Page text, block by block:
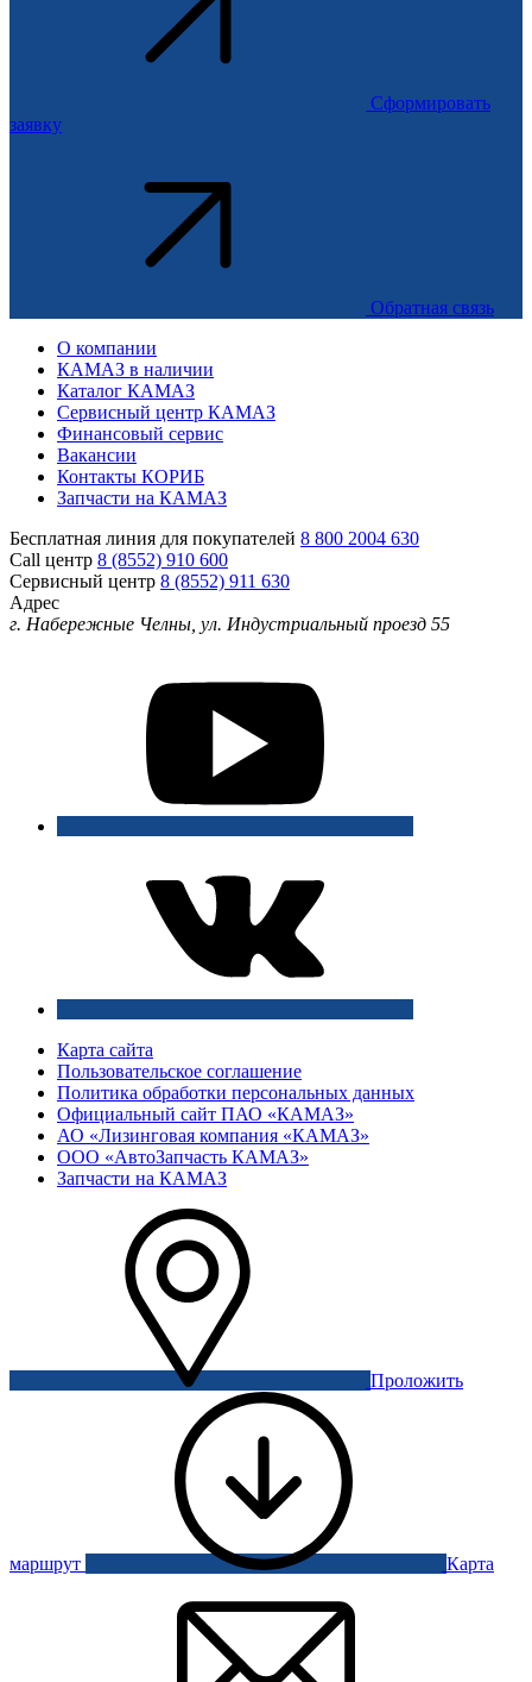
Сформировать
заявку
Обратная связь
О компании
КАМАЗ в наличии
Каталог КАМАЗ
Сервисный центр КАМАЗ
Финансовый сервис
Вакансии
Контакты КОРИБ
Запчасти на КАМАЗ
Бесплатная линия для покупателей 8 800 2004 630
Call центр 8 (8552) 910 600
Сервисный центр 8 (8552) 911 630
Адрес
г. Набережные Челны, ул. Индустриальный проезд 55
Карта сайта
Пользовательское соглашение
Политика обработки персональных данных
Официальный сайт ПАО «КАМАЗ»
АО «Лизинговая компания «КАМАЗ»
ООО «АвтоЗапчасть КАМАЗ»
Запчасти на КАМАЗ
Проложить
маршрут Карта